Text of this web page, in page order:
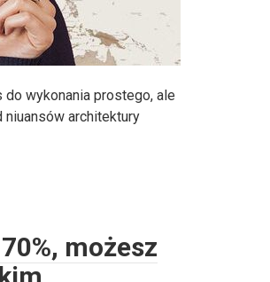
wykonania prostego, ale
architektury
możesz